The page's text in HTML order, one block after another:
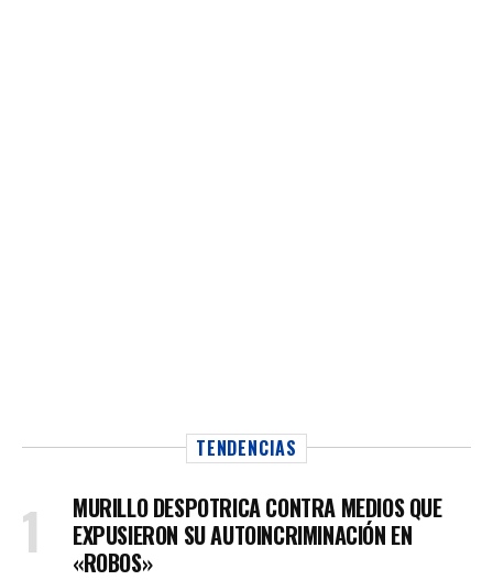
TENDENCIAS
MURILLO DESPOTRICA CONTRA MEDIOS QUE
EXPUSIERON SU AUTOINCRIMINACIÓN EN
«ROBOS»